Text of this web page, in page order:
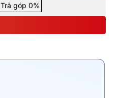
Trả góp 0%